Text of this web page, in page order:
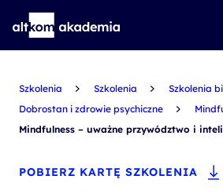
Szkolenia Szkolenia
Szkolenia
Dobrostan i zdrowie psychiczne
Mindfulness – uważne przywództwo i
POBIERZ KARTĘ SZKOLENIA